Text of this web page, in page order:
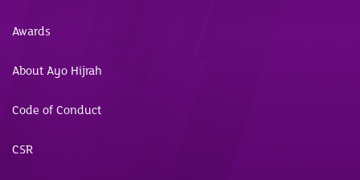
Awards
About Ayo Hijrah
Code of Conduct
CSR